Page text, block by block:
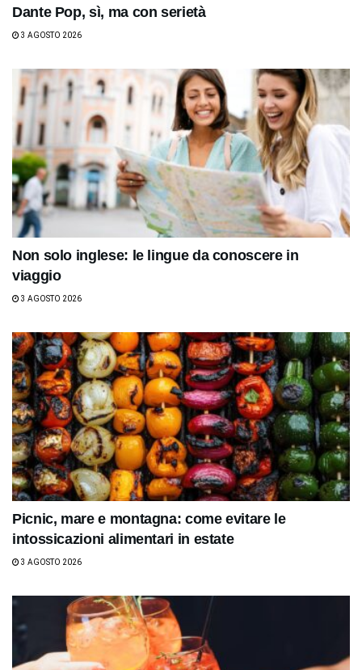
Dante Pop, sì, ma con serietà
3 AGOSTO 2026
Non solo inglese: le lingue da conoscere in
viaggio
3 AGOSTO 2026
Picnic, mare e montagna: come evitare le
intossicazioni alimentari in estate
3 AGOSTO 2026